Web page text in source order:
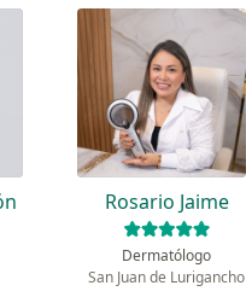
Rosario Jaime
Dermatólogo
San Juan de Lurigancho